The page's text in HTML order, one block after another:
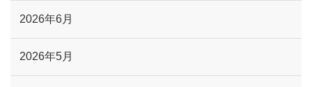
2026年6月
2026年5月